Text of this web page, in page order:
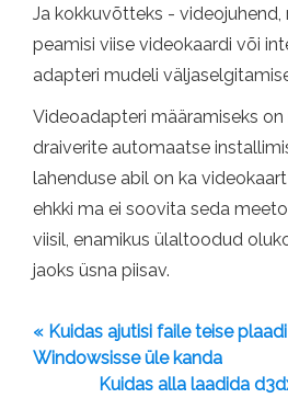
Ja kokkuvõtteks - videojuhend,
peamisi viise videokaardi või
adapteri mudeli
Videoadapteri määramiseks on
draiverite automaatse
lahenduse abil on ka
ehkki ma ei soovita seda
viisil, enamikus ülaltoodud
jaoks üsna piisav.
« Kuidas ajutisi faile teise plaadi
Windowsisse üle kanda
Kuidas alla laadida